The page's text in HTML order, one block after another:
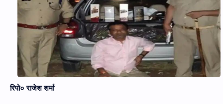
रिपो० राजेश शर्मा